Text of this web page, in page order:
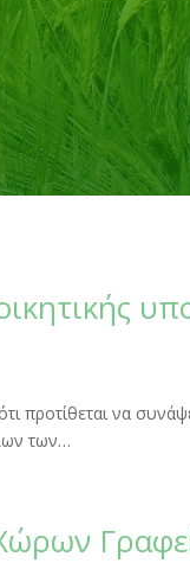
προτίθεται να
των…